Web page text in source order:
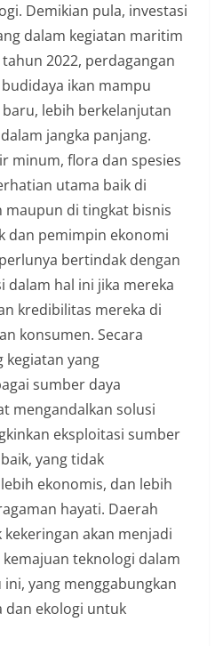
Demikian pula, investasi
dalam kegiatan maritim
2022, perdagangan
ikan mampu
lebih berkelanjutan
jangka panjang.
minum, flora dan spesies
utama baik di
maupun di tingkat bisnis
dan pemimpin ekonomi
bertindak dengan
dalam hal ini jika mereka
kredibilitas mereka di
konsumen. Secara
kegiatan yang
sumber daya
mengandalkan solusi
eksploitasi sumber
yang tidak
ekonomis, dan lebih
hayati. Daerah
akan menjadi
teknologi dalam
yang menggabungkan
dan ekologi untuk